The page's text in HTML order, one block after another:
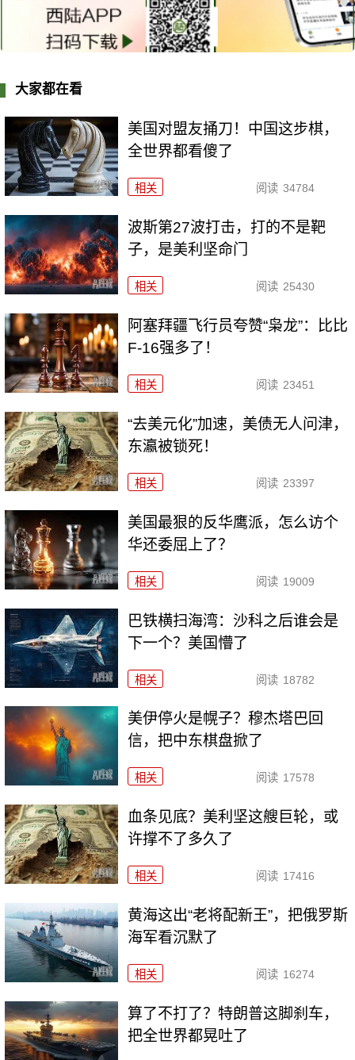
大家都在看
美国对盟友捅刀！中国这步棋，
全世界都看傻了
相关 阅读 34784
波斯第27波打击，打的不是靶
子，是美利坚命门
相关 阅读 25430
阿塞拜疆飞行员夸赞“枭龙”：比比
F-16强多了！
相关 阅读 23451
“去美元化”加速，美债无人问津，
东瀛被锁死！
相关 阅读 23397
美国最狠的反华鹰派，怎么访个
华还委屈上了？
相关 阅读 19009
巴铁横扫海湾：沙科之后谁会是
下一个？美国懵了
相关 阅读 18782
美伊停火是幌子？穆杰塔巴回
信，把中东棋盘掀了
相关 阅读 17578
血条见底？美利坚这艘巨轮，或
许撑不了多久了
相关 阅读 17416
黄海这出“老将配新王”，把俄罗斯
海军看沉默了
相关 阅读 16274
算了不打了？特朗普这脚刹车，
把全世界都晃吐了